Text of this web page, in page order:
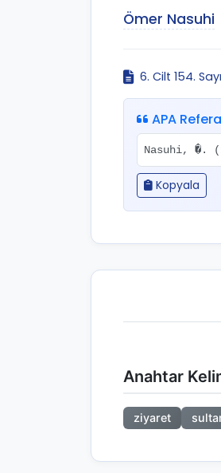
Ömer Nasuhi
6. Cilt 154. Sayı
APA
Nasuhi, �.
Kopyala
Anahtar
ziyaret